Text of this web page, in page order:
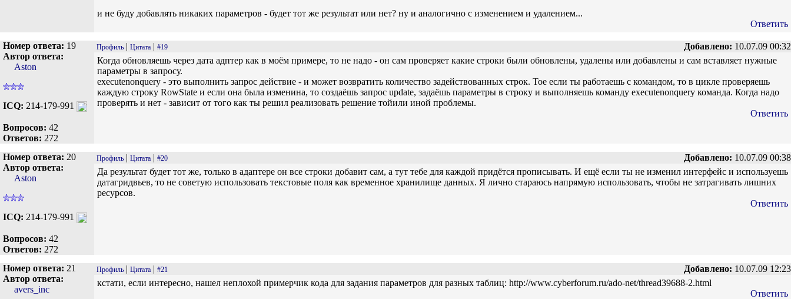
и не буду добавлять никаких параметров - будет тот же результат или нет? ну и аналогично с изменением и удалением...
Ответить
Номер ответа: 19
Автор ответа:
Aston
ICQ: 214-179-991
Вопросов: 42
Ответов: 272
Профиль | Цитата | #19 Добавлено: 10.07.09 00:32
Когда обновляешь через дата адптер как в моём примере, то не надо - он сам проверяет какие строки были обновлены, удалены или добавлены и сам вставляет нужные
параметры в запросу.
executenonquery - это выполнить запрос действие - и может возвратить количество задействованных строк. Тое если ты работаешь с командом, то в цикле проверяешь
каждую строку RowState и если она была изменина, то создаёшь запрос update, задаёшь параметры в строку и выполняешь команду executenonquery команда. Когда надо
проверять и нет - зависит от того как ты решил реализовать решение тойили иной проблемы.
Ответить
Номер ответа: 20
Автор ответа:
Aston
ICQ: 214-179-991
Вопросов: 42
Ответов: 272
Профиль | Цитата | #20 Добавлено: 10.07.09 00:38
Да результат будет тот же, только в адаптере он все строки добавит сам, а тут тебе для каждой придётся прописывать. И ещё если ты не изменил интерфейс и используешь
датагридвьев, то не советую использовать текстовые поля как временное хранилище данных. Я лично стараюсь напрямую использовать, чтобы не затрагивать лишних
ресурсов.
Ответить
Номер ответа: 21
Автор ответа:
avers_inc
Профиль | Цитата | #21 Добавлено: 10.07.09 12:23
кстати, если интересно, нашел неплохой примерчик кода для задания параметров для разных таблиц: http://www.cyberforum.ru/ado-net/thread39688-2.html
Ответить